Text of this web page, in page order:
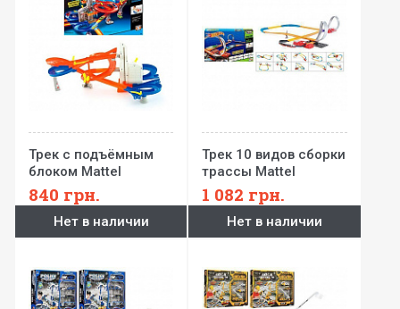
Трек с подъёмным
блоком Mattel
840 грн.
Нет в наличии
Трек 10 видов сборки
трассы Mattel
1 082 грн.
Нет в наличии